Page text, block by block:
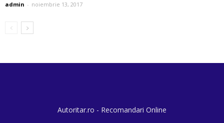
admin - noiembrie 13, 2017
Autoritar.ro - Recomandari Online